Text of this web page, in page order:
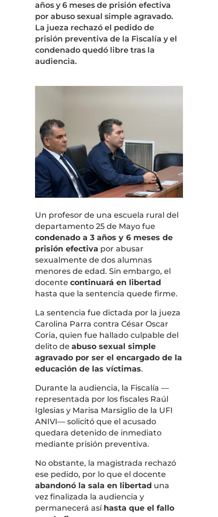
años y 6 meses de prisión efectiva
por abuso sexual simple agravado.
La jueza rechazó el pedido de
prisión preventiva de la Fiscalía y el
condenado quedó libre tras la
audiencia.
Un profesor de una escuela rural del
departamento 25 de Mayofue
condenado a 3 años y 6 meses de
prisión efectiva por abusar
sexualmente de dos alumnas
menores de edad. Sin embargo, el
docente continuará en libertad
hasta que la sentencia quede firme.
La sentencia fue dictada por la jueza
Carolina Parra contra César Oscar
Coria, quien fue hallado culpable del
delito de abuso sexual simple
agravado por ser el encargado de la
educación de las víctimas.
Durante la audiencia, la Fiscalía —
representada por los fiscales Raúl
Iglesiasy Marisa Marsigliode la UFI
ANIVI— solicitó que el acusado
quedara detenido de inmediato
mediante prisión preventiva.
No obstante, la magistrada rechazó
ese pedido, por lo que el docente
abandonó la sala en libertad una
vez finalizada la audiencia y
permanecerá así hasta que el fallo